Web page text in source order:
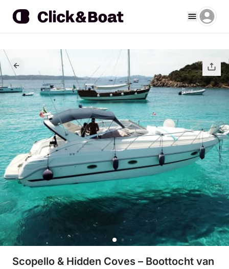
Scopello & Hidden Coves – Boottocht van